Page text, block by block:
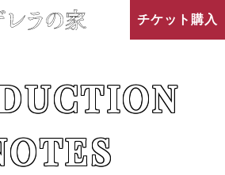
チケット購入